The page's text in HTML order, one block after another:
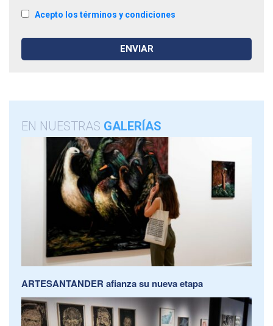
Acepto los términos y condiciones
EN NUESTRAS GALERÍAS
ARTESANTANDER afianza su nueva etapa